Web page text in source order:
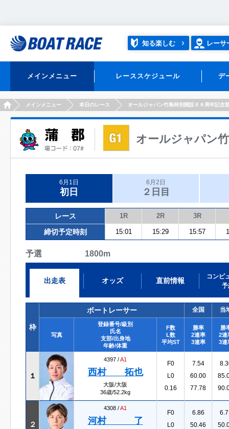
知る楽しむ レーサ
メインメニュー レーススケジュール デ
HOMEメインメニュー 本日のレース オールジャパン竹島特別開設６８周年記念
オールジャパン
6月1日
初日
6月2日
２日目
レース 1R 2R 3R
締切予定時刻 15:01 15:29 15:57
予選 1800m
出走表 オッズ 直前情報
コンピ
予
枠
ボートレーサー 全国 当
写真
登録番号/級別
氏名
支部/出身地
年齢/体重
F数
L数
平均ST
勝率
2連率
3連率
勝
2連
3連
１
4397 /A1
西村 拓也
大阪/大阪
36歳/52.2kg
F0
L0
0.16
7.54
60.00
77.78
２
4308 /A1
河村 了
F0
L0
6.86
50.46